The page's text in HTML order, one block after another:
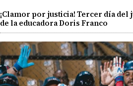
¡Clamor por justicia! Tercer día
de la educadora Doris Franco